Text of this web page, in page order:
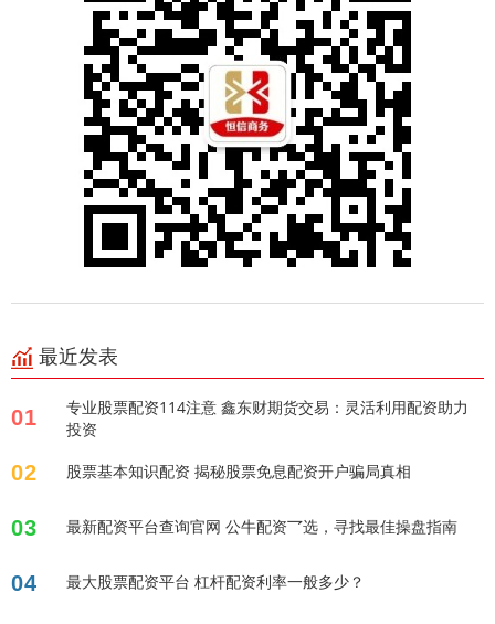
最近发表
01
专业股票配资114注意 鑫东财期货交易：灵活利用配资助力
投资
02 股票基本知识配资 揭秘股票免息配资开户骗局真相
03 最新配资平台查询官网 公牛配资乛选，寻找最佳操盘指南
04 最大股票配资平台 杠杆配资利率一般多少？